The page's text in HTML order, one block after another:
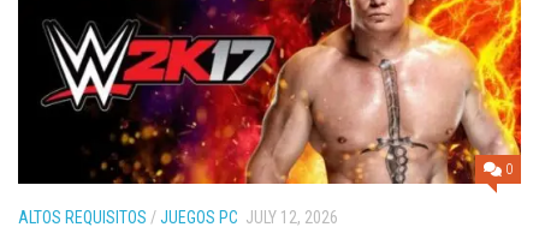
0
ALTOS REQUISITOS /JUEGOS PC JULY 12, 2026